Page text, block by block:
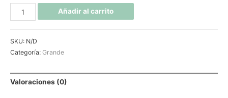
Añadir al carrito
SKU: N/D
Categoría: Grande
Valoraciones (0)